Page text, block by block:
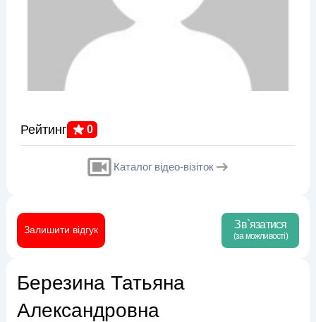
Рейтинг 0
Каталог відео-візіток
Залишити відгук Зв`язатися
(за можливості)
Березина Татьяна
Александровна